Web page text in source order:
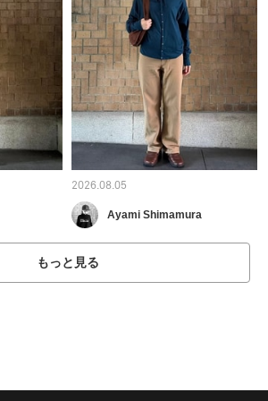
2026.08.05
Ayami Shimamura
もっと見る